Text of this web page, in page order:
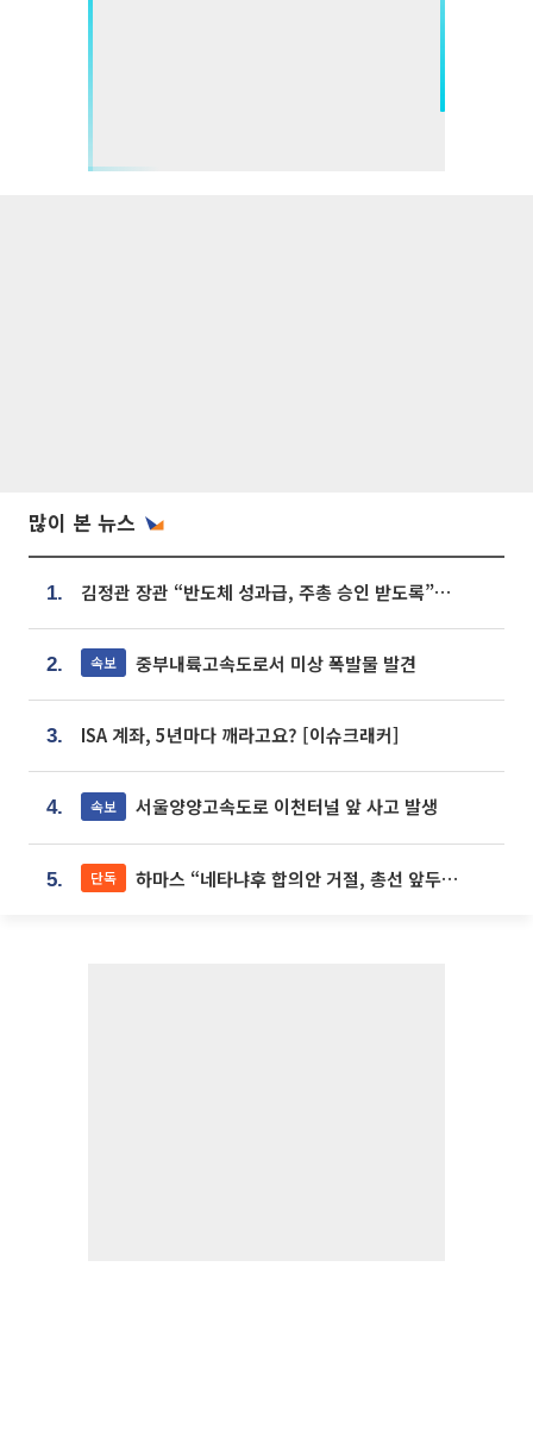
많이 본 뉴스
1. 김정관 장관 “반도체 성과급, 주총 승인 받도록”…상법·자본시장법 개정 시사
2. 속보 중부내륙고속도로서 미상 폭발물 발견
3. ISA 계좌, 5년마다 깨라고요? [이슈크래커]
4. 속보 서울양양고속도로 이천터널 앞 사고 발생
5. 단독 하마스 “네타냐후 합의안 거절, 총선 앞두고 시간 끌기”